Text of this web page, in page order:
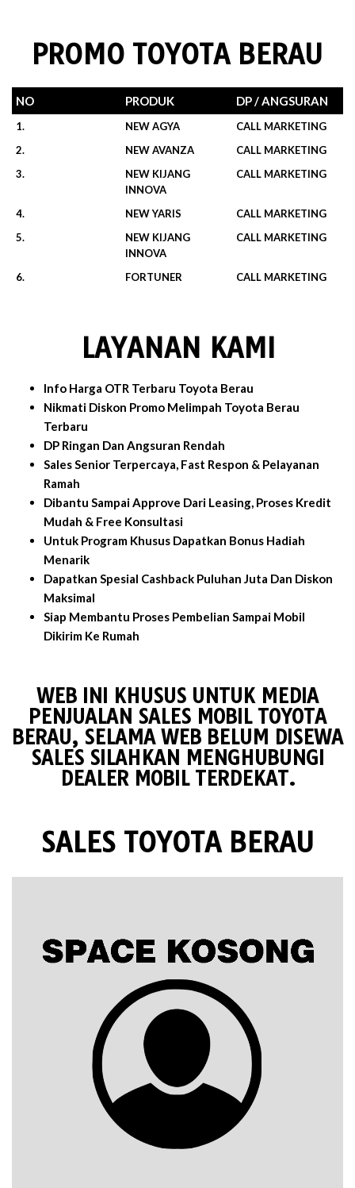
PROMO TOYOTA BERAU
NO PRODUK DP / ANGSURAN
1. NEW AGYA
CALL MARKETING
2.
NEW AVANZA
CALL MARKETING
3.
NEW KIJANG
INNOVA
CALL MARKETING
4. NEW YARIS
CALL MARKETING
5.
NEW KIJANG
INNOVA
CALL MARKETING
6. FORTUNER CALL MARKETING
LAYANAN KAMI
Info Harga OTR Terbaru Toyota Berau
Nikmati Diskon Promo Melimpah Toyota Berau
Terbaru
DP Ringan Dan Angsuran Rendah
Sales Senior Terpercaya, Fast Respon & Pelayanan
Ramah
Dibantu Sampai Approve Dari Leasing, Proses Kredit
Mudah & Free Konsultasi
Untuk Program Khusus Dapatkan Bonus Hadiah
Menarik
Dapatkan Spesial Cashback Puluhan Juta Dan Diskon
Maksimal
Siap Membantu Proses Pembelian Sampai Mobil
Dikirim Ke Rumah
WEB INI KHUSUS UNTUK MEDIA
PENJUALAN SALES MOBIL TOYOTA
BERAU, SELAMA WEB BELUM DISEWA
SALES SILAHKAN MENGHUBUNGI
DEALER MOBIL TERDEKAT.
SALES TOYOTA BERAU